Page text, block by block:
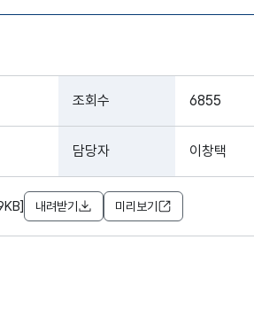
조회수 6855
담당자 이창택
내려받기 미리보기